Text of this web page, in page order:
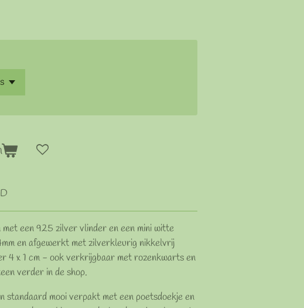
een 925 zilver vlinder en een mini witte
en afgewerkt met zilverkleurig nikkelvrij
4 x 1 cm - ook verkrijgbaar met rozenkwarts en
verder in de shop.
standaard mooi verpakt met een poetsdoekje en